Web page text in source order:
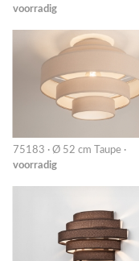
voorradig
75183 · Ø 52 cm Taupe ·
voorradig